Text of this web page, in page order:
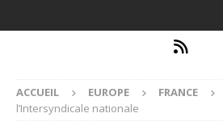
ACCUEIL EUROPE FRANCE
l’Intersyndicale nationale